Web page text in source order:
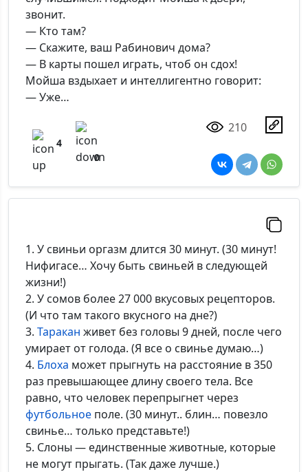
звонит.
— Кто там?
— Скажите, ваш Рабинович дома?
— В карты пошел играть, чтоб он сдох!
Мойша вздыхает и интеллигентно говорит:
— Уже…
4
0
210
1. У свиньи оргазм длится 30 минут. (30 минут!
Нифигасе… Хочу быть свиньей в следующей
жизни!)
2. У сомов более 27 000 вкусовых рецепторов.
(И что там такого вкусного на дне?)
3. Таракан живет без головы 9 дней, после чего
умирает от голода. (Я все о свинье думаю…)
4. Блоха может прыгнуть на расстояние в 350
раз превышающее длину своего тела. Все
равно, что человек перепрыгнет через
футбольное поле. (30 минут.. блин… повезло
свинье… только представьте!)
5. Слоны — единственные животные, которые
не могут прыгать. (Так даже лучше.)